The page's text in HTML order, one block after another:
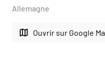
Allemagne
map Ouvrir sur Google